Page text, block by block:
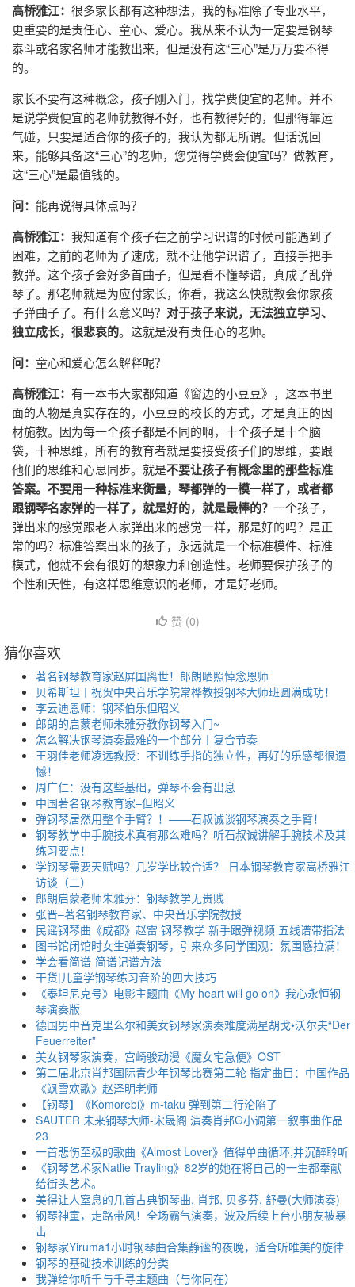
高桥雅江： 很多家长都有这种想法，我的标准除了专业水平，
更重要的是责任心、童心、爱心。我从来不认为一定要是钢琴
泰斗或名家名师才能教出来，但是没有这“三心”是万万要不得
的。
家长不要有这种概念，孩子刚入门，找学费便宜的老师。并不
是说学费便宜的老师就教得不好，也有教得好的，但那得靠运
气碰，只要是适合你的孩子的，我认为都无所谓。但话说回
来，能够具备这“三心”的老师，您觉得学费会便宜吗？做教育，
这“三心”是最值钱的。
问： 能再说得具体点吗？
高桥雅江： 我知道有个孩子在之前学习识谱的时候可能遇到了
困难，之前的老师为了速成，就不让他学识谱了，直接手把手
教弹。这个孩子会好多首曲子，但是看不懂琴谱，真成了乱弹
琴了。那老师就是为应付家长，你看，我这么快就教会你家孩
子弹曲子了。有什么意义吗？ 对于孩子来说，无法独立学习、
独立成长，很悲哀的。这就是没有责任心的老师。
问： 童心和爱心怎么解释呢？
高桥雅江： 有一本书大家都知道《窗边的小豆豆》，这本书里
面的人物是真实存在的，小豆豆的校长的方式，才是真正的因
材施教。因为每一个孩子都是不同的啊，十个孩子是十个脑
袋，十种思维，所有的教育者就是要接受孩子们的思维，要跟
他们的思维和心思同步。就是不要让孩子有概念里的那些标准
答案。不要用一种标准来衡量，琴都弹的一模一样了，或者都
跟钢琴名家弹的一样了，就是好的，就是最棒的？ 一个孩子，
弹出来的感觉跟老人家弹出来的感觉一样，那是好的吗？是正
常的吗？标准答案出来的孩子，永远就是一个标准模件、标准
模式，他就不会有很好的想象力和创造性。老师要保护孩子的
个性和天性，有这样思维意识的老师，才是好老师。
赞 (0)
猜你喜欢
著名钢琴教育家赵屏国离世！郎朗晒照悼念恩师
贝希斯坦丨祝贺中央音乐学院常桦教授钢琴大师班圆满成功！
李云迪恩师：钢琴伯乐但昭义
郎朗的启蒙老师朱雅芬教你钢琴入门~
怎么解决钢琴演奏最难的一个部分丨复合节奏
王羽佳老师凌远教授：不训练手指的独立性，再好的乐感都很遗
憾！
周广仁：没有这些基础，弹琴不会有出息
中国著名钢琴教育家–但昭义
弹钢琴居然用整个手臂？！——石叔诚谈钢琴演奏之手臂！
钢琴教学中手腕技术真有那么难吗？听石叔诚讲解手腕技术及其
练习要点！
学钢琴需要天赋吗？几岁学比较合适？-日本钢琴教育家高桥雅江
访谈（二）
郎朗启蒙老师朱雅芬：钢琴教学无贵贱
张晋–著名钢琴教育家、中央音乐学院教授
民谣钢琴曲《成都》赵雷 钢琴教学 新手跟弹视频 五线谱带指法
图书馆闭馆时女生弹奏钢琴，引来众多同学围观：氛围感拉满！
学会看简谱-简谱记谱方法
干货|儿童学钢琴练习音阶的四大技巧
《泰坦尼克号》电影主题曲《My heart will go on》我心永恒钢
琴演奏版
德国男中音克里么尔和美女钢琴家演奏难度满星胡戈•沃尔夫“Der
Feuerreiter”
美女钢琴家演奏，宫崎骏动漫《魔女宅急便》OST
第二届北京肖邦国际青少年钢琴比赛第二轮 指定曲目：中国作品
《飒雪欢歌》赵泽明老师
【钢琴】《Komorebi》m-taku 弹到第二行沦陷了
SAUTER 未来钢琴大师-宋晟阁 演奏肖邦G小调第一叙事曲作品
23
一首悲伤至极的歌曲《Almost Lover》值得单曲循环,并沉醉聆听
《钢琴艺术家Natlie Trayling》82岁的她在将自己的一生都奉献
给街头艺术。
美得让人窒息的几首古典钢琴曲, 肖邦, 贝多芬, 舒曼(大师演奏)
钢琴神童，走路带风！全场霸气演奏，波及后续上台小朋友被暴
击
钢琴家Yiruma1小时钢琴曲合集静谧的夜晚，适合听唯美的旋律
钢琴的基础技术训练的分类
我弹给你听千与千寻主题曲（与你同在）